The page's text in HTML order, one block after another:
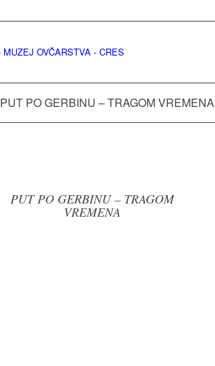
PUT PO GERBINU – TRAGOM VREMENA
PUT PO GERBINU – TRAGOM
VREMENA